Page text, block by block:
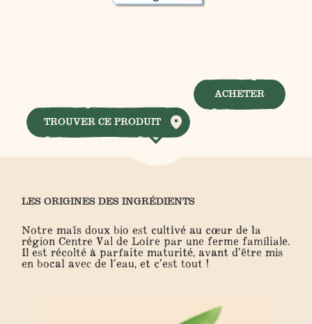
TROUVER CE PRODUIT
ACHETER
LES ORIGINES DES INGRÉDIENTS
Notre maïs doux bio est cultivé au cœur de la
région Centre Val de Loire par une ferme familiale.
Il est récolté à parfaite maturité, avant d’être mis
en bocal avec de l’eau, et c’est tout !